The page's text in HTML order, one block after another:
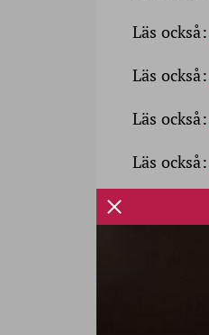
Läs också:
Läs också:
Läs också:
Läs också: